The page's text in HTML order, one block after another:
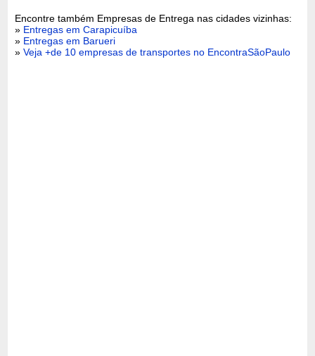
Encontre também Empresas de Entrega nas cidades vizinhas:
» Entregas em Carapicuíba
» Entregas em Barueri
»Veja +de 10 empresas de transportes no EncontraSãoPaulo